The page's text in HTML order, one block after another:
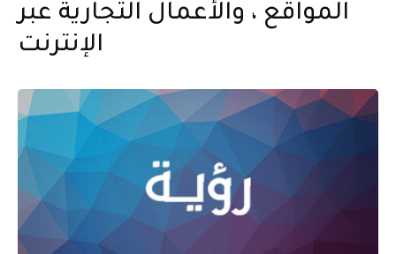
المواقع ، والأعمال التجارية عبر
الإنترنت